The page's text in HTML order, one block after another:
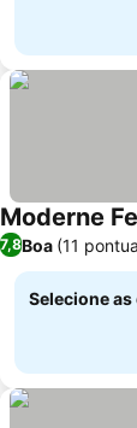
Moderne
7,8Boa (11
Selecione